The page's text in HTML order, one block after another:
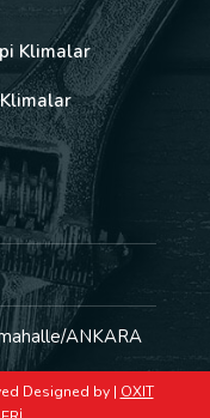
Klimalar
ANKARA
Designed by | OXIT